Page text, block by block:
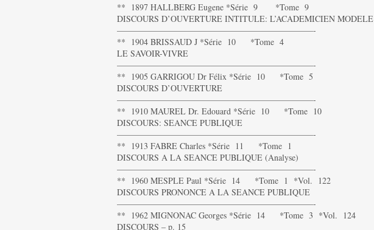
** 1897 HALLBERG Eugene *Série 9 *Tome 9
DISCOURS D’OUVERTURE INTITULE: L’ACADEMICIEN MODELE
———————————————————————-
** 1904 BRISSAUD J *Série 10 *Tome 4
LE SAVOIR-VIVRE
———————————————————————-
** 1905 GARRIGOU Dr Félix *Série 10 *Tome 5
DISCOURS D’OUVERTURE
———————————————————————-
** 1910 MAUREL Dr. Edouard *Série 10 *Tome 10
DISCOURS: SEANCE PUBLIQUE
———————————————————————-
** 1913 FABRE Charles *Série 11 *Tome 1
DISCOURS A LA SEANCE PUBLIQUE (Analyse)
———————————————————————-
** 1960 MESPLE Paul *Série 14 *Tome 1 *Vol. 122
DISCOURS PRONONCE A LA SEANCE PUBLIQUE
———————————————————————-
** 1962 MIGNONAC Georges *Série 14 *Tome 3 *Vol. 124
DISCOURS – p. 15